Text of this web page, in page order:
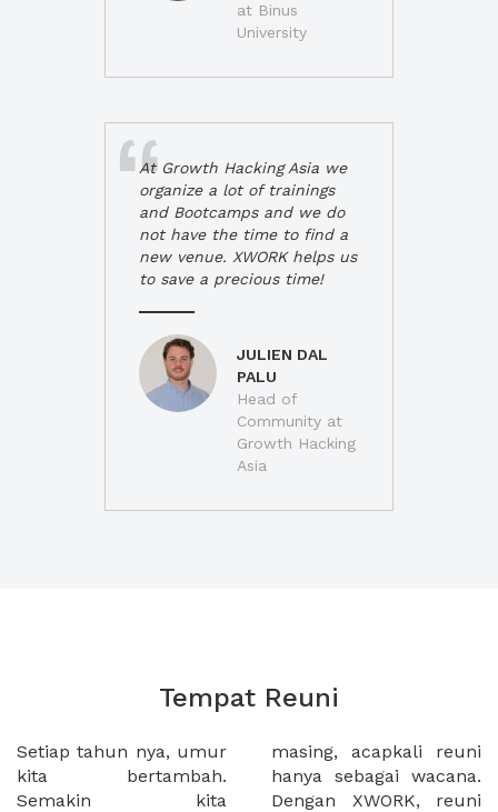
at Binus
University
At Growth Hacking Asia we
organize a lot of trainings
and Bootcamps and we do
not have the time to find a
new venue. XWORK helps us
to save a precious time!
JULIEN DAL
PALU
Head of
Community at
Growth Hacking
Asia
Tempat Reuni
Setiap tahun nya, umur
kita bertambah.
Semakin kita
masing, acapkali reuni
hanya sebagai wacana.
Dengan XWORK, reuni